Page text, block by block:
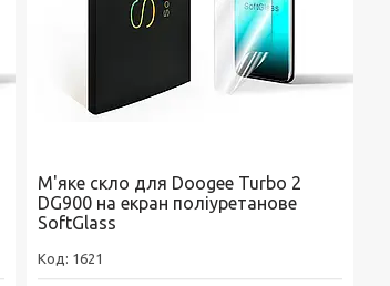
М'яке скло для Doogee Turbo 2
DG900 на екран поліуретанове
SoftGlass
1621